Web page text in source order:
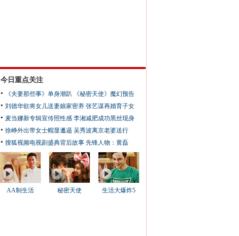
今日重点关注
《夫妻那些事》单身潮趴
《秘密天使》魔幻预告
刘德华欲将女儿送妻娘家密养 张艺谋再婚育子女
麦当娜新专辑宣传照性感 李湘减肥成功黑丝现身
徐峥外出带女士帽显邋遢 吴秀波离京老婆送行
搜狐视频电视剧盛典背后故事 先锋人物：黄磊
AA制生活 秘密天使 生活大爆炸5